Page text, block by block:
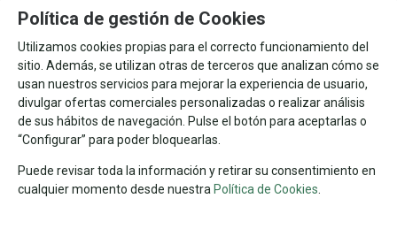
Nº DE PIEZAS 1000 MARCA CLEMENTONI TEMA ARTE
50x69.CLEMENTONI
FAMILIAS RELACIONADAS
PUZZLES POR MARCAS
PUZZLES DE ARTE CLEMENTONI
ARTE POR Nº DE PIEZAS 1.000 PZAS ARTE
FECHA DE LANZAMIENTO
Miércoles, 21 Febrero 2024
Política de gestión de Cookies
Utilizamos cookies propias para el correcto funcionamiento del
sitio. Además, se utilizan otras de terceros que analizan cómo se
usan nuestros servicios para mejorar la experiencia de usuario,
divulgar ofertas comerciales personalizadas o realizar análisis
de sus hábitos de navegación. Pulse el botón para aceptarlas o
“Configurar” para poder bloquearlas.
Puede revisar toda la información y retirar su consentimiento en
cualquier momento desde nuestra Política de Cookies